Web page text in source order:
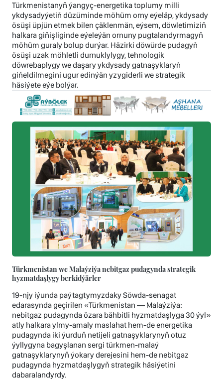
Türkmenistanyň ýangyç-energetika toplumy milli
ykdysadyýetiň düzüminde möhüm orny eýeläp, ykdysady
ösüşi üpjün etmek bilen çäklenmän, eýsem, döwletimiziň
halkara giňişliginde eýeleýän ornuny pugtalandyrmagyň
möhüm guraly bolup durýar. Häzirki döwürde pudagyň
ösüşi uzak möhletli durnuklylygy, tehnologik
döwrebaplygy we daşary ykdysady gatnaşyklaryň
giňeldilmegini ugur edinýän yzygiderli we strategik
häsiýete eýe bolýar.
Türkmenistan we Malaýziýa nebitgaz pudagynda strategik
hyzmatdaşlygy berkidýärler
19-njy iýunda paýtagtymyzdaky Söwda-senagat
edarasynda geçirilen «Türkmenistan — Malaýziýa:
nebitgaz pudagynda özara bähbitli hyzmatdaşlyga 30 ýyl»
atly halkara ylmy-amaly maslahat hem-de energetika
pudagynda iki ýurduň netijeli gatnaşyklarynyň otuz
ýyllygyna bagyşlanan sergi türkmen-malaý
gatnaşyklarynyň ýokary derejesini hem-de nebitgaz
pudagynda hyzmatdaşlygyň strategik häsiýetini
dabaralandyrdy.